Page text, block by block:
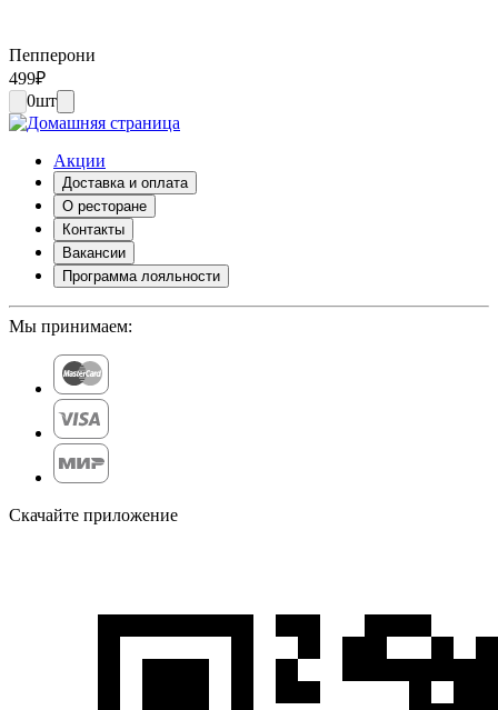
Пепперони
499₽
0шт
Акции
Доставка и оплата
О ресторане
Контакты
Вакансии
Программа лояльности
Мы принимаем:
Скачайте приложение